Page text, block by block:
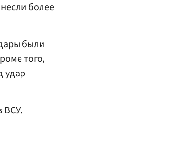
более
были
того,
удар
ВСУ.